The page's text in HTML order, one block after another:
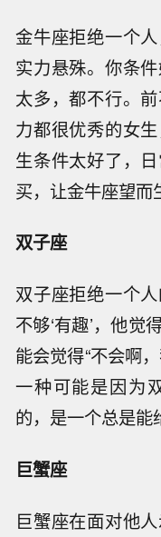
金牛座拒绝一个
实力悬殊。你条
太多，都不行。
力都很优秀的女
生条件太好了，
买，让金牛座望而
双子座
双子座拒绝一个
不够‘有趣’，他觉
能会觉得“不会啊
一种可能是因为
的，是一个总是能
巨蟹座
巨蟹座在面对他